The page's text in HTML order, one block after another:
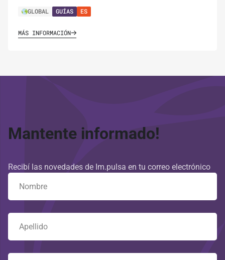
GLOBAL GUÍAS ES
MÁS INFORMACIÓN
Mantente informado!
Recibí las novedades de Im.pulsa en tu correo electrónico